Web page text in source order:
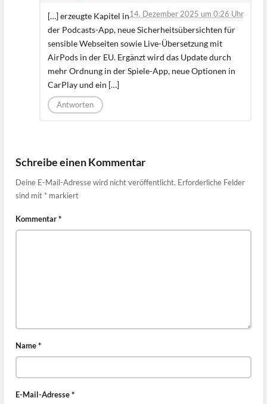
14. Dezember 2025 um 0:26 Uhr
[…] erzeugte Kapitel in
der Podcasts-App, neue Sicherheitsübersichten für
sensible Webseiten sowie Live-Übersetzung mit
AirPods in der EU. Ergänzt wird das Update durch
mehr Ordnung in der Spiele-App, neue Optionen in
CarPlay und ein […]
Antworten
Schreibe einen Kommentar
Deine E-Mail-Adresse wird nicht veröffentlicht. Erforderliche Felder
sind mit * markiert
Kommentar*
Name*
E-Mail-Adresse*